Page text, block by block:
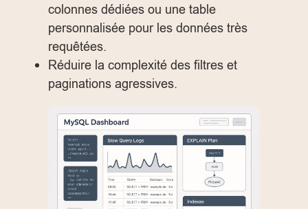
colonnes dédiées ou une table
personnalisée pour les données très
requêtées.
Réduire la complexité des filtres et
paginations agressives.